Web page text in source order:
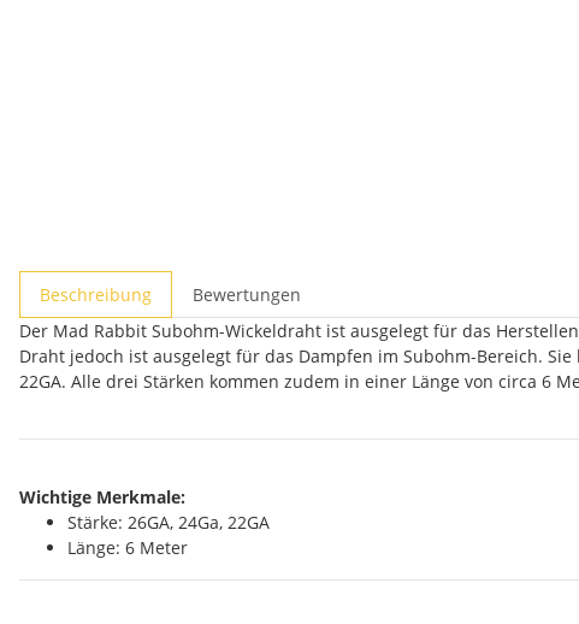
Beschreibung
Bewertungen
Der Mad Rabbit Subohm-Wickeldraht ist ausgelegt für das
Draht jedoch ist ausgelegt für das Dampfen im Subohm-Bereich.
22GA. Alle drei Stärken kommen zudem in einer Länge von circa 6
Wichtige Merkmale:
Stärke: 26GA, 24Ga, 22GA
Länge: 6 Meter